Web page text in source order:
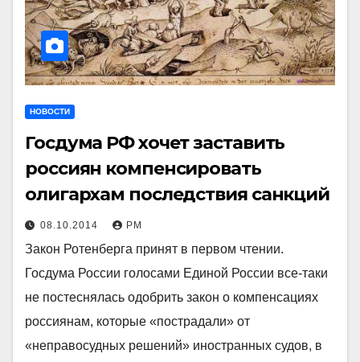
НОВОСТИ
Госдума РФ хочет заставить
россиян компенсировать
олигархам последствия санкций
08.10.2014 РМ
Закон Ротенберга принят в первом чтении.
Госдума России голосами Единой России все-таки
не постеснялась одобрить закон о компенсациях
россиянам, которые «пострадали» от
«неправосудных решений» иностранных судов, в